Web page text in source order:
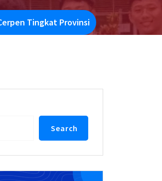
Tingkat Provinsi
Search